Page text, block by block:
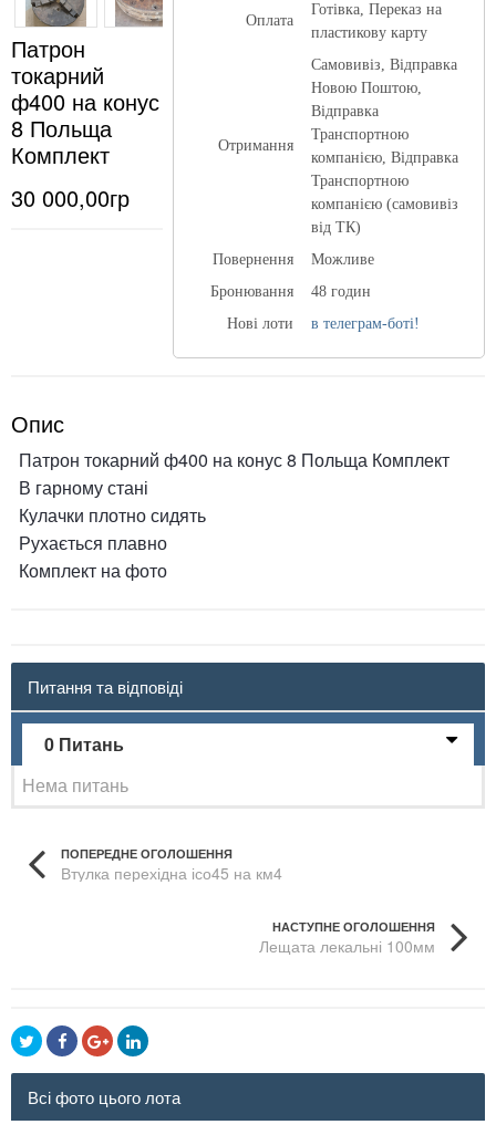
Патрон
токарний
ф400 на конус
8 Польща
Комплект
30 000,00гр
Оплата
Готівка, Переказ на
пластикову карту
Отримання
Самовивіз, Відправка
Новою Поштою,
Відправка
Транспортною
компанією, Відправка
Транспортною
компанією (самовивіз
від ТК)
Повернення
Можливе
Бронювання
48 годин
Нові лоти
в телеграм-боті!
Опис
Патрон токарний ф400 на конус 8 Польща Комплект
В гарному стані
Кулачки плотно сидять
Рухається плавно
Комплект на фото
Питання та відповіді
0 Питань
Нема питань
ПОПЕРЕДНЕ ОГОЛОШЕННЯ
Втулка перехідна ісо45 на км4
НАСТУПНЕ ОГОЛОШЕННЯ
Лещата лекальні 100мм
Всі фото цього лота